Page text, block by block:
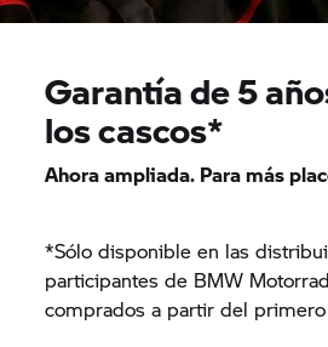
Garantía de 5
los cascos*
Ahora ampliada. Para más
*Sólo disponible en las
participantes de BMW
comprados a partir del